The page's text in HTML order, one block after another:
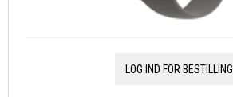
LOG IND FOR BESTILLING